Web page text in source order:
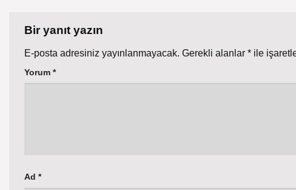
Bir yanıt yazın
E-posta adresiniz yayınlanmayacak. Gerekli alanlar * ile
Yorum *
Ad *